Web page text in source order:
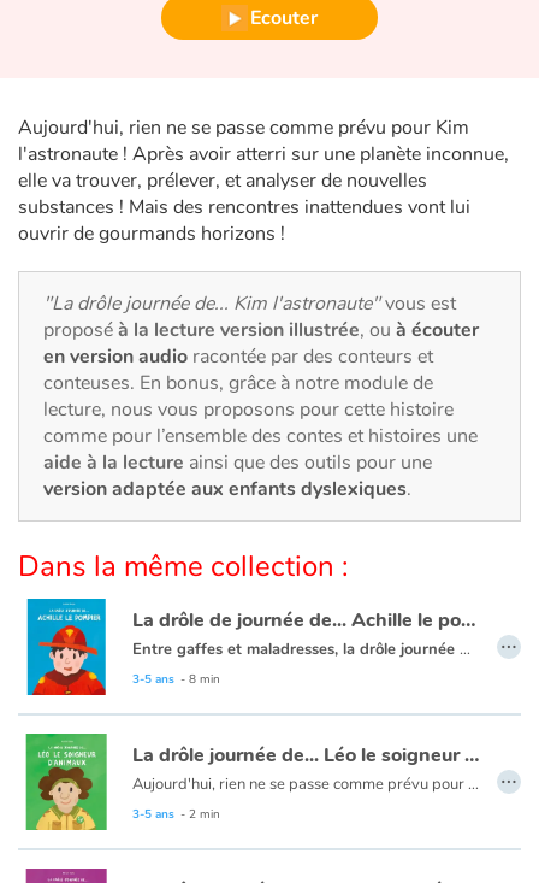
Les animaux
Voyage, épopée, enquête, aventure
Autour du monde
Apprentissage
Art, espace, activité
Documentaires
En famille
Quotidien et loisirs
À l'école
Fêtes et évènements
Amour et amitié
Sujets de société
Émotions et sentiments
Ecouter
Aujourd'hui, rien ne se passe comme prévu pour Kim
l'astronaute ! Après avoir atterri sur une planète inconnue,
elle va trouver, prélever, et analyser de nouvelles
substances ! Mais des rencontres inattendues vont lui
ouvrir de gourmands horizons !
"La drôle journée de... Kim l'astronaute"vous est
proposéà la lecture version illustrée, ou à écouter
en version audio racontée par des conteurs et
conteuses. En bonus, grâce à notre module de
lecture, nous vous proposons pour cette histoire
comme pour l’ensemble des contes et histoires une
aide à la lecture ainsi que des outils pour une
version adaptée aux enfants dyslexiques.
Dans la même collection :
La drôle de journée de... Achille le pompier
Entre gaffes et maladresses, la drôle journée d'Achille est un album plein d'humour qui fera rire les petits et grands pompiers !
Les drôles journées de... est une série décalée et amusante autour des métiers !
3-5 ans - 8 min
…
La drôle journée de... Léo le soigneur d'animaux
Aujourd'hui, rien ne se passe comme prévu pour Léo le soigneur d'animaux ! Catastrophe ! L'enclos de Baghera est resté ouvert ! Il a disparu. Il faut vite le rattraper, avant qu’il ne fasse trop de dégât.
3-5 ans - 2 min
…